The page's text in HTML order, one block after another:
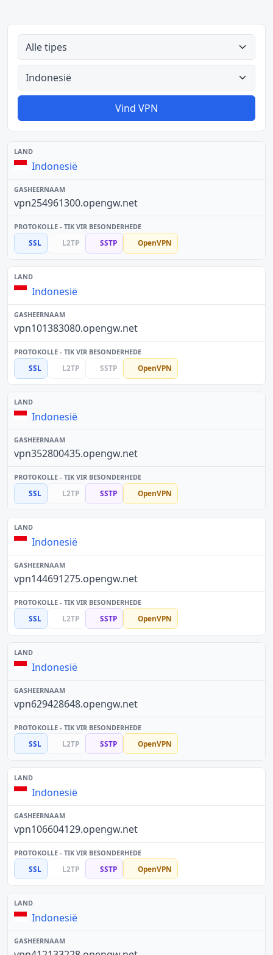
Alle tipes
Alle lande
Vind VPN
Indonesië
vpn254961300.opengw.net
SSL L2TP SSTP OpenVPN
Indonesië
vpn101383080.opengw.net
SSL L2TP SSTP OpenVPN
Indonesië
vpn352800435.opengw.net
SSL L2TP SSTP OpenVPN
Indonesië
vpn144691275.opengw.net
SSL L2TP SSTP OpenVPN
Indonesië
vpn629428648.opengw.net
SSL L2TP SSTP OpenVPN
Indonesië
vpn106604129.opengw.net
SSL L2TP SSTP OpenVPN
Indonesië